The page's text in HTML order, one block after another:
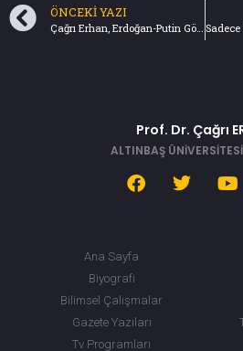
ÖNCEKI YAZI
Çağrı Erhan, Erdoğan-Putin Görüşmesini Tvnet’te Değerlendirdi (14.11.2017)
Prof. Dr. Çağrı
ALTINBAŞ
Ana Sayfa
Biyografi
Bilimsel Çalışmalar
Gazete Yazıları
Tv Programları